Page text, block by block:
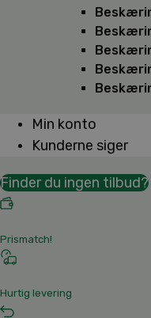
Min konto
Kunderne siger
Finder du ingen tilbud?
Prismatch!
Hurtig levering